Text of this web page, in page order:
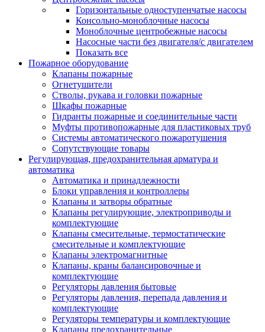
Горизонтальные одноступенчатые насосы
Консольно-моноблочные насосы
Моноблочные центробежные насосы
Насосные части без двигателя/с двигателем
Показать все
Пожарное оборудование
Клапаны пожарные
Огнетушители
Стволы, рукава и головки пожарные
Шкафы пожарные
Гидранты пожарные и соединительные части
Муфты противопожарные для пластиковых труб
Системы автоматического пожаротушения
Сопутствующие товары
Регулирующая, предохранительная арматура и
автоматика
Автоматика и принадлежности
Блоки управления и контроллеры
Клапаны и затворы обратные
Клапаны регулирующие, электроприводы и
комплектующие
Клапаны смесительные, термостатические
смесительные и комплектующие
Клапаны электромагнитные
Клапаны, краны балансировочные и
комплектующие
Регуляторы давления бытовые
Регуляторы давления, перепада давления и
комплектующие
Регуляторы температуры и комплектующие
Клапаны предохранительные